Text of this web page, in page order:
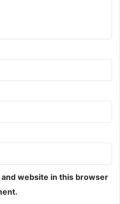
and website in this browser